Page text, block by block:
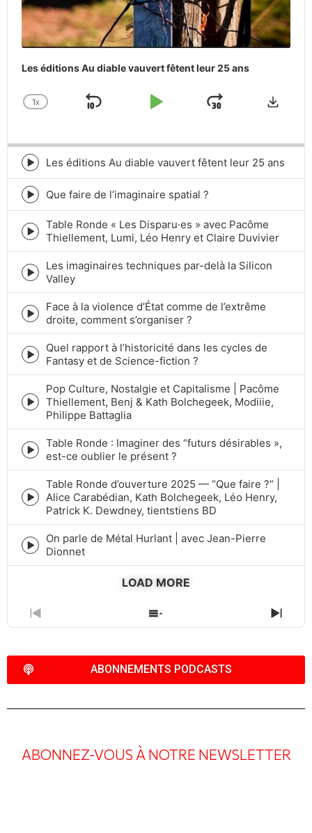
Les éditions Au diable vauvert fêtent leur 25 ans
CHANGE
1X
SKIP
PLAY
JUMP
Episode
play
icon
Les éditions Au diable vauvert fêtent leur 25 ans
Episode
play
icon
Que faire de l’imaginaire spatial ?
Episode
play
icon
Table Ronde « Les Disparu·es » avec Pacôme
Thiellement, Lumi, Léo Henry et Claire Duvivier
Episode
play
icon
Les imaginaires techniques par-delà la Silicon
Valley
Episode
play
icon
Face à la violence d’État comme de l’extrême
droite, comment s’organiser ?
Episode
play
icon
Quel rapport à l’historicité dans les cycles de
Fantasy et de Science-fiction ?
Episode
play
Pop Culture, Nostalgie et Capitalisme | Pacôme
Thiellement, Benj & Kath Bolchegeek, Modiiie,
Philippe Battaglia
Episode
play
icon
Table Ronde : Imaginer des “futurs désirables »,
est-ce oublier le présent ?
Episode
play
Table Ronde d’ouverture 2025 — “Que faire ?” |
Alice Carabédian, Kath Bolchegeek, Léo Henry,
Patrick K. Dewdney, tientstiens BD
Episode
play
On parle de Métal Hurlant | avec Jean-Pierre
Dionnet
LOAD MORE
PREVIOUS
EPISODE
SHOW
EPISODES
NEXT
ABONNEMENTS PODCASTS
ABONNEZ-VOUS À NOTRE NEWSLETTER